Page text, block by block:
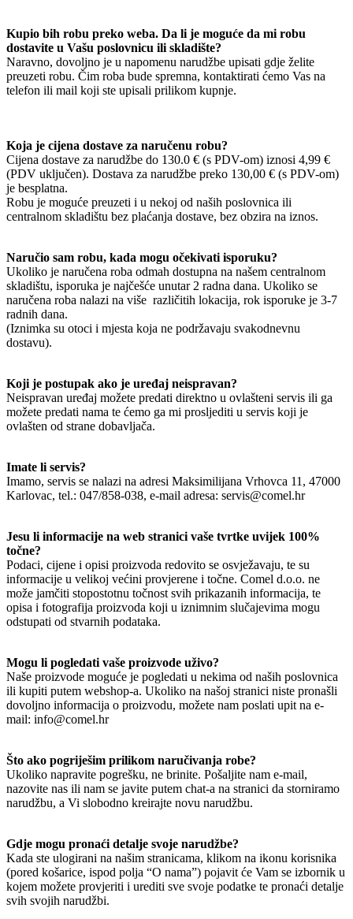
Kupio bih robu preko weba. Da li je moguće da mi robu
dostavite u Vašu poslovnicu ili skladište?
Naravno, dovoljno je u napomenu narudžbe upisati gdje želite
preuzeti robu. Čim roba bude spremna, kontaktirati ćemo Vas na
telefon ili mail koji ste upisali prilikom kupnje.
Koja je cijena dostave za naručenu robu?
Cijena dostave za narudžbe do 130.0 € (s PDV-om) iznosi 4,99 €
(PDV uključen). Dostava za narudžbe preko 130,00 € (s PDV-om)
je besplatna.
Robu je moguće preuzeti i u nekoj od naših poslovnica ili
centralnom skladištu bez plaćanja dostave, bez obzira na iznos.
Naručio sam robu, kada mogu očekivati isporuku?
Ukoliko je naručena roba odmah dostupna na našem centralnom
skladištu, isporuka je najčešće unutar 2 radna dana. Ukoliko se
naručena roba nalazi na više različitih lokacija, rok isporuke je 3-7
radnih dana.
(Iznimka su otoci i mjesta koja ne podržavaju svakodnevnu
dostavu).
Koji je postupak ako je uređaj neispravan?
Neispravan uređaj možete predati direktno u ovlašteni servis ili ga
možete predati nama te ćemo ga mi prosljediti u servis koji je
ovlašten od strane dobavljača.
Imate li servis?
Imamo, servis se nalazi na adresi Maksimilijana Vrhovca 11, 47000
Karlovac, tel.: 047/858-038, e-mail adresa: servis@comel.hr
Jesu li informacije na web stranici vaše tvrtke uvijek 100%
točne?
Podaci, cijene i opisi proizvoda redovito se osvježavaju, te su
informacije u velikoj većini provjerene i točne. Comel d.o.o. ne
može jamčiti stopostotnu točnost svih prikazanih informacija, te
opisa i fotografija proizvoda koji u iznimnim slučajevima mogu
odstupati od stvarnih podataka.
Mogu li pogledati vaše proizvode uživo?
Naše proizvode moguće je pogledati u nekima od naših poslovnica
ili kupiti putem webshop-a. Ukoliko na našoj stranici niste pronašli
dovoljno informacija o proizvodu, možete nam poslati upit na e-
mail: info@comel.hr
Što ako pogriješim prilikom naručivanja robe?
Ukoliko napravite pogrešku, ne brinite. Pošaljite nam e-mail,
nazovite nas ili nam se javite putem chat-a na stranici da storniramo
narudžbu, a Vi slobodno kreirajte novu narudžbu.
Gdje mogu pronaći detalje svoje narudžbe?
Kada ste ulogirani na našim stranicama, klikom na ikonu korisnika
(pored košarice, ispod polja “O nama”) pojavit će Vam se izbornik u
kojem možete provjeriti i urediti sve svoje podatke te pronaći detalje
svih svojih narudžbi.